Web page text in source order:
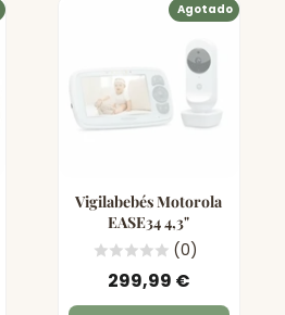
Agotado
Vigilabebés Motorola
EASE34 4,3"
(0)
299,99 €